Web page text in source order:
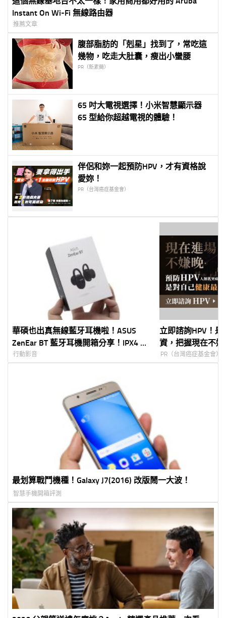
Instant On Wi-Fi 無線路由器
推薦文章
腹部脂肪的「剋星」找到了，常吃這
幾物，吃走大肚囊，瘦出小蠻腰
PR（新素簡）
65 吋大電視選擇！小米智慧顯示器
65 型給你超越電視的體驗！
伴侶和妳一起預防HPV，才有資格說
愛妳！
PR（台灣癌症基金會）
華碩也出真無線藍牙耳機啦！ASUS
ZenEar BT 藍牙耳機開箱分享！IPX4 防
潑水 / 20 小時電力
行動影音
立即諮詢HPV！
資，把握現在不嫌
PR（台灣癌症基金會）
最划算戰鬥機種！Galaxy J7(2016) 改版鬧一大波！
智慧手機開箱評測